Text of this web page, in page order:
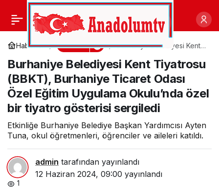
Haberler Kültür
Burhaniye Belediyesi Kent
Burhaniye Ticaret Odası
Özel Eğitim Uygulama
Okulu’nda özel bir tiyatro
Burhaniye Belediyesi Kent Tiyatrosu
(BBKT), Burhaniye Ticaret Odası
Özel Eğitim Uygulama Okulu’nda özel
bir tiyatro gösterisi sergiledi
Etkinliğe Burhaniye Belediye Başkan Yardımcısı Ayten
Tuna, okul öğretmenleri, öğrenciler ve aileleri katıldı.
admin tarafından yayınlandı
12 Haziran 2024, 09:00 yayınlandı
1
Alan Wake 2 DLC’si
şimdi ışın izleme ve
DLSS 3.5 ile erişilebiliyor
Paylaş